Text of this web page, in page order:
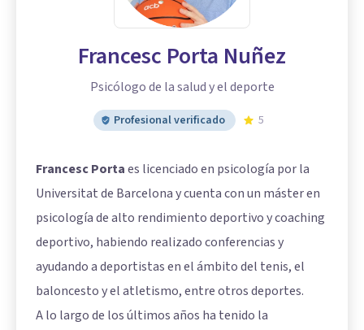
Francesc Porta Nuñez
Psicólogo de la salud y el deporte
Profesional verificado 5
Francesc Portaes licenciado en psicología por la
Universitat de Barcelona y cuenta con un máster en
psicología de alto rendimiento deportivo y coaching
deportivo, habiendo realizado conferencias y
ayudando a deportistas en el ámbito del tenis, el
baloncesto y el atletismo, entre otros deportes.
A lo largo de los últimos años ha tenido la